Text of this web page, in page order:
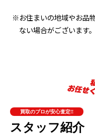
※お住まいの地域やお品
ない場合がございます。
買取のプロが安心査定!!
スタッフ紹介